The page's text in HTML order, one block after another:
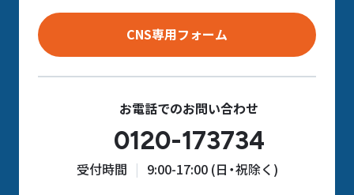
CNS専用フォーム
お電話でのお問い合わせ
0120-173734
受付時間 9:00-17:00 (日・祝除く)